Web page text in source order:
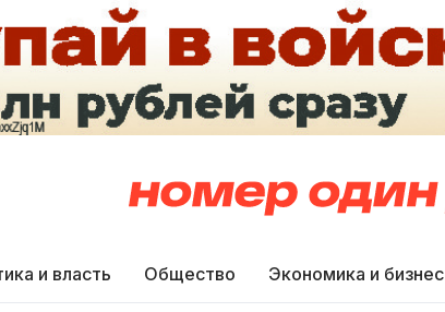
и власть Общество Экономика и бизнес